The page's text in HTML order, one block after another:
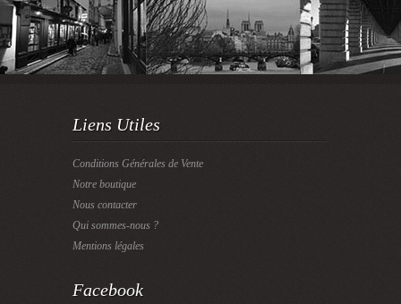
Liens Utiles
Conditions Générales de Vente
Notre boutique
Nous contacter
Qui sommes-nous ?
Mentions légales
Facebook